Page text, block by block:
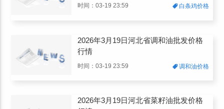
时间：03-19 23:59 白条鸡价格
2026年3月19日河北省调和油批发价格
行情
时间：03-19 23:59 调和油价格
2026年3月19日河北省菜籽油批发价格